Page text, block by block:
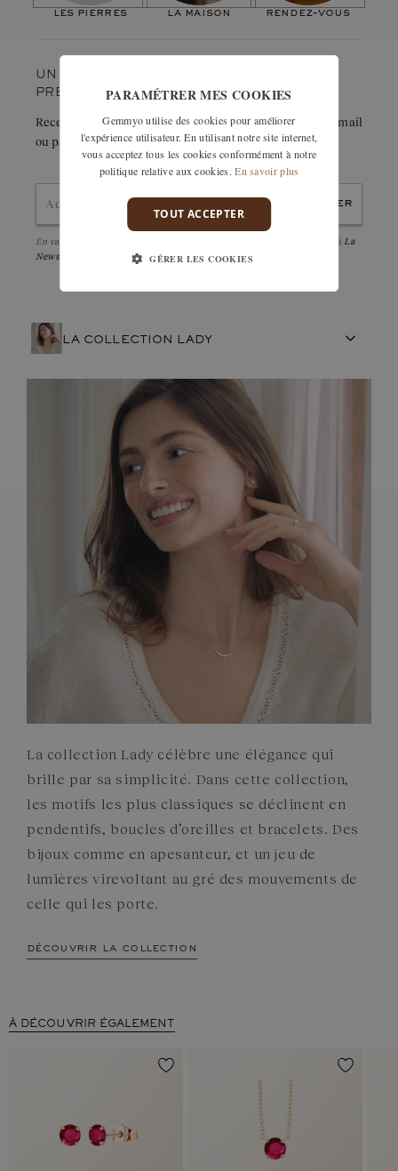
se combine parfaitement avec les alliances
Nombre de pierres : 16
les pierres la maison rendez-vous
UN COUP DE CŒUR ? GARDEZ-LE
PRÉCIEUSEMENT.
Recevez immédiatement le détail de cette création par e-mail
ou partagez-la facilement avec un proche.
envoyer
En validant, j'accepte la et d'être abonné à La
Newsletter
LA COLLECTION LADY
ARTISANAT FRANÇAIS
ENGAGEMENTS
La collection Lady célèbre une élégance qui
brille par sa simplicité. Dans cette collection,
les motifs les plus classiques se déclinent en
pendentifs, boucles d’oreilles et bracelets. Des
bijoux comme en apesanteur, et un jeu de
lumières virevoltant au gré des mouvements de
celle qui les porte.
découvrir la collection
À DÉCOUVRIR ÉGALEMENT
PARAMÉTRER MES COOKIES
Gemmyo utilise des cookies pour améliorer
l'expérience utilisateur. En utilisant notre site internet,
vous acceptez tous les cookies conformément à notre
politique relative aux cookies. En savoir plus
TOUT ACCEPTER
GÉRER LES COOKIES